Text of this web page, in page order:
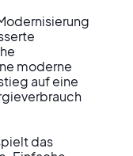
moderne
auf eine
das